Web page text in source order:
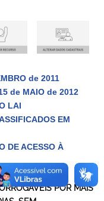
de 2011
de MAIO de 2012
LAI
EM
DE ACESSO À
DA LAI
POR MAIS